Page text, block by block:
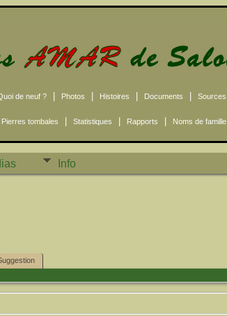
de neuf ? Photos Histoires Documents Sources
Pierres tombales Statistiques Rapports Noms de famille
Info